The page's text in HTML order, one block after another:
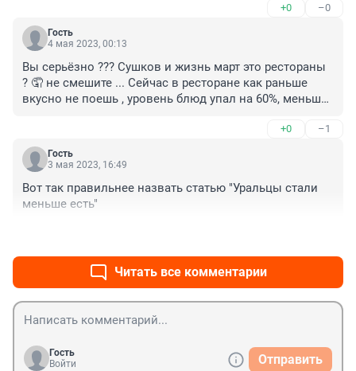
+0 –0
Гость
4 мая 2023, 00:13
Вы серьёзно ??? Сушков и жизнь март это рестораны
? 🤦 не смешите ... Сейчас в ресторане как раньше
вкусно не поешь , уровень блюд упал на 60%, меньше
приготовим ... Зашел как то в Гринвич и все там жруд
блюдо удон , большой таз с травой , лапшой и скаким
Ну все же едят... 🙄🤦такого .... я не смог съесть... или
люди совсем перестали разбираться в еде или ли ж
+0 –1
Гость
3 мая 2023, 16:49
Вот так правильнее назвать статью "Уральцы стали
меньше есть"
Читать все комментарии
Гость
Войти
Отправить